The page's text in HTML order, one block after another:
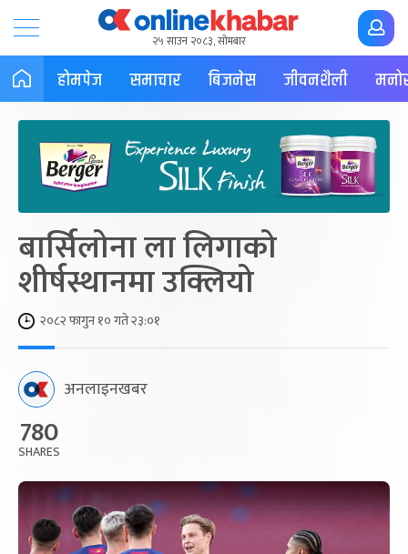
२५ साउन २०८३, सोमबार
होमपेज समाचार बिजनेस जीवनशैली
बार्सिलोना ला लिगाको
शीर्षस्थानमा उक्लियो
२०८२ फागुन १० गते २३:०१
अनलाइनखबर
780
SHARES